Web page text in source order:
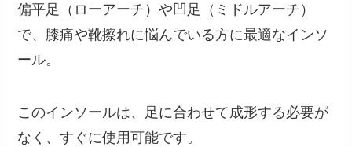
偏平足（ローアーチ）や凹足（ミドルアーチ）
で、膝痛や靴擦れに悩んでいる方に最適なインソ
ール。
このインソールは、足に合わせて成形する必要が
なく、すぐに使用可能です。